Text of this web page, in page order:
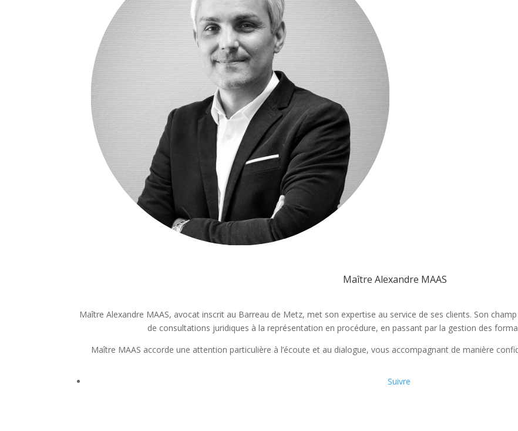
Maître Alexandre MAAS
Maître Alexandre MAAS, avocat inscrit au Barreau de Metz, met son expertise au service de ses clients. Son
de consultations juridiques à la représentation en procédure, en passant par la gestion des
Maître MAAS accorde une attention particulière à l’écoute et au dialogue, vous accompagnant de manière
Suivre